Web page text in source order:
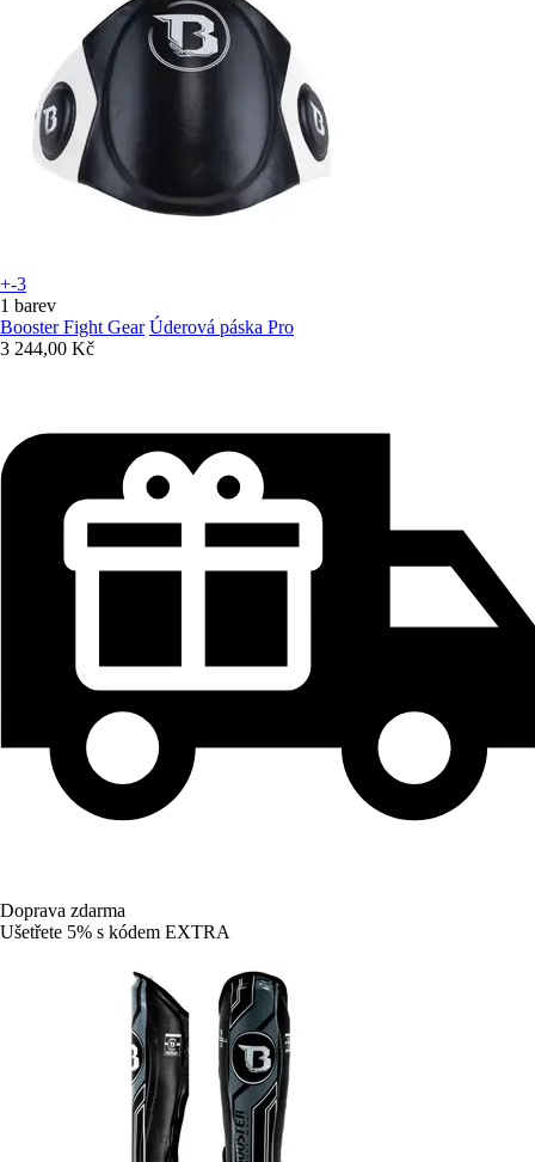
+-3
1 barev
Booster Fight Gear Úderová páska Pro
3 244,00 Kč
Doprava zdarma
Ušetřete 5% s kódem EXTRA